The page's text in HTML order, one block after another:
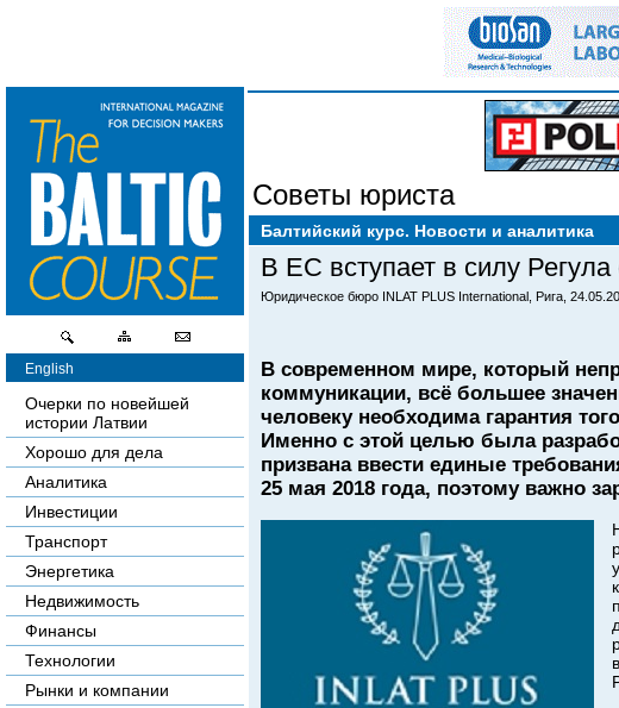
Советы юриста
Балтийский курс. Новости и аналитика
В ЕС вступает в силу
Юридическое бюро INLAT PLUS International, Рига,
В современном мире, который
коммуникации, всё большее
человеку необходима гарантия
Именно с этой целью была
призвана ввести единые
25 мая 2018 года, поэтому важно
English
Очерки по новейшей
истории Латвии
Хорошо для дела
Аналитика
Инвестиции
Транспорт
Энергетика
Недвижимость
Финансы
Технологии
Рынки и компании